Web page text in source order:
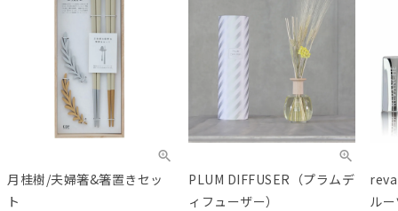
月桂樹/夫婦箸&箸置きセッ
ト
PLUM DIFFUSER（プラムデ
ィフューザー）
ル